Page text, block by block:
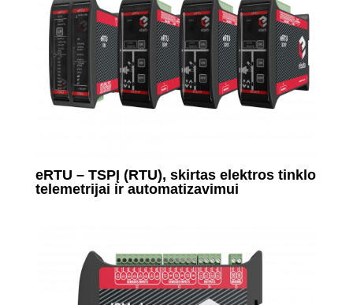
eRTU – TSPĮ (RTU), skirtas elektros tinklo
telemetrijai ir automatizavimui